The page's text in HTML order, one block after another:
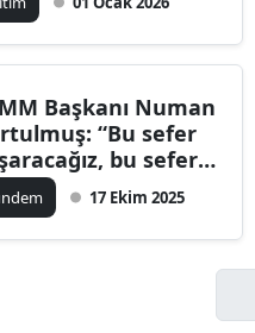
Başkanı Numan
“Bu sefer
bu sefer
hakim olacak”
17 Ekim 2025